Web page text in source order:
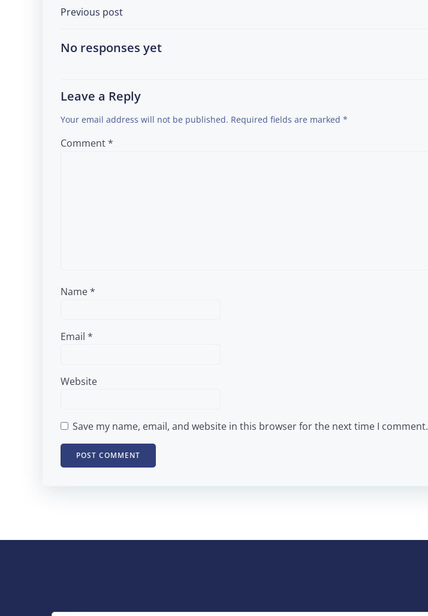
Post
navigation
Previous post
No responses yet
Leave a Reply
Your email address will not be published. Required fields are marked *
Comment*
Name*
Email *
Website
Save my name, email, and website in this browser for the next time I comment.